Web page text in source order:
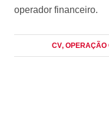
operador financeiro.
CV, OPERAÇÃO